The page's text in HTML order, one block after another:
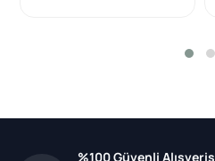
%100 Güvenli Alışveriş